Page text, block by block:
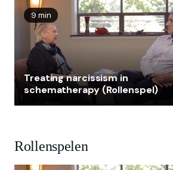
9 min
Treating narcissism in
schematherapy (Rollenspel)
Rollenspelen